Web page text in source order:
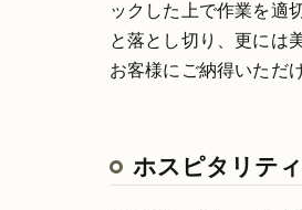
ックした上で作業を適
と落とし切り、更には
お客様にご納得いただ
ホスピタリテ